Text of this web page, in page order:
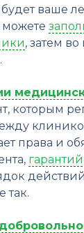
ваше
можете
, затем
которым
права и
так.